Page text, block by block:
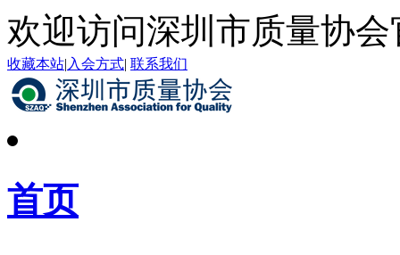
欢迎访问深圳市质量协会
收藏本站| 入会方式| 联系我们
首页